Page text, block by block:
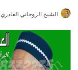
الشيخ الروحاني القادري